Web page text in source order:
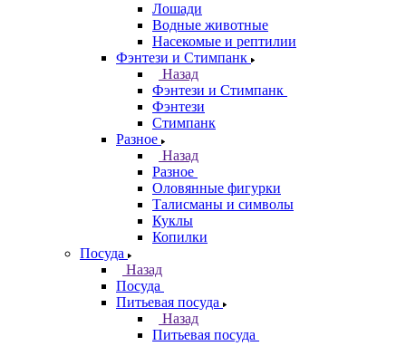
Лошади
Водные животные
Насекомые и рептилии
Фэнтези и Стимпанк
Назад
Фэнтези и Стимпанк
Фэнтези
Стимпанк
Разное
Назад
Разное
Оловянные фигурки
Талисманы и символы
Куклы
Копилки
Посуда
Назад
Посуда
Питьевая посуда
Назад
Питьевая посуда